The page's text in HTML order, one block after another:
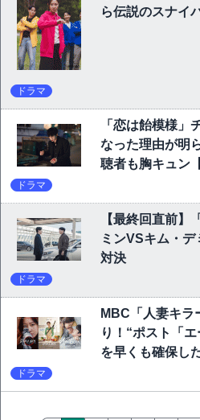
ら伝説のスナイ
ドラマ
「恋は飴模様」
なった理由が明
聴者も胸キュン
ドラマ
【最終回直前】
ミンVSキム・
対決
ドラマ
MBC「人妻キラ
り！“ポスト「
を早くも確保し
ドラマ